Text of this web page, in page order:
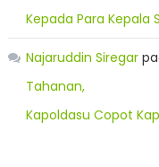
Kepada Para Kepala
Najaruddin Siregar
Tahanan,
Kapoldasu Copot